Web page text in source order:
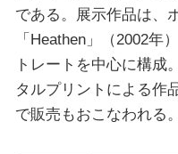
である。展示作品は、
「Heathen」（2002年
トレートを中心に構成
タルプリントによる作
で販売もおこなわれる。